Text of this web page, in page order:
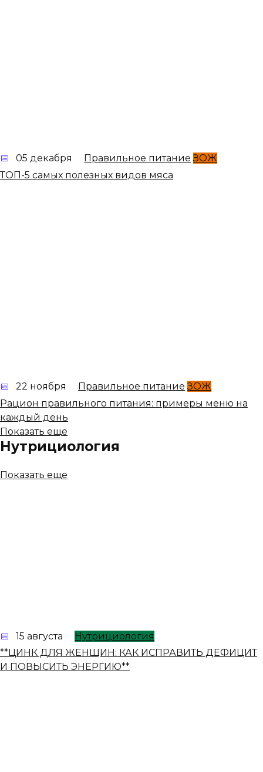
05 декабря Правильное питание ЗОЖ
ТОП-5 самых полезных видов мяса
22 ноября Правильное питание ЗОЖ
Рацион правильного питания: примеры меню на
каждый день
Показать еще
Нутрициология
Показать еще
15 августа
Нутрициология
**ЦИНК ДЛЯ ЖЕНЩИН: КАК ИСПРАВИТЬ ДЕФИЦИТ
И ПОВЫСИТЬ ЭНЕРГИЮ**